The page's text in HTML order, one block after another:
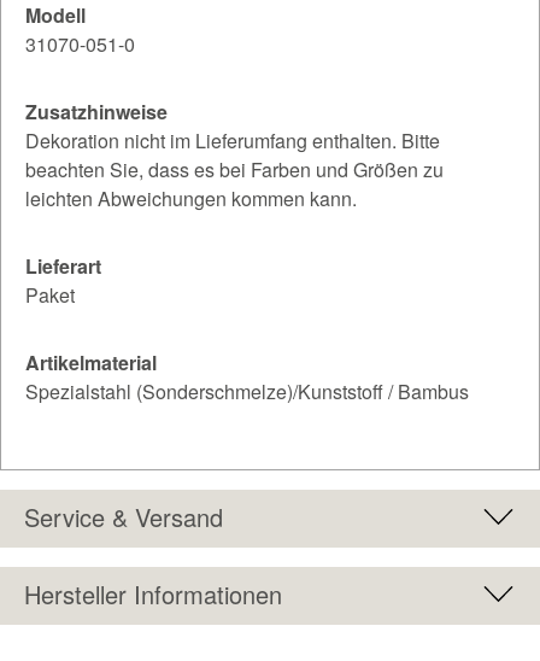
Modell
31070-051-0
Zusatzhinweise
Dekoration nicht im Lieferumfang enthalten. Bitte
beachten Sie, dass es bei Farben und Größen zu
leichten Abweichungen kommen kann.
Lieferart
Paket
Artikelmaterial
Spezialstahl (Sonderschmelze)/Kunststoff / Bambus
Service & Versand
Hersteller Informationen